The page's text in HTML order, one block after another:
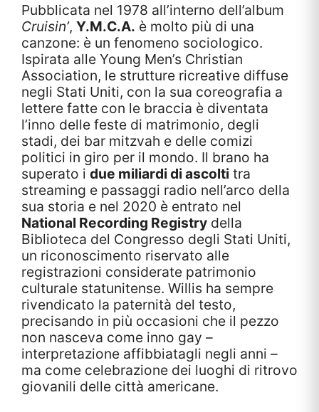
Pubblicata nel 1978 all’interno dell’album
Cruisin’, Y.M.C.A. è molto più di una
canzone: è un fenomeno sociologico.
Ispirata alle Young Men’s Christian
Association, le strutture ricreative diffuse
negli Stati Uniti, con la sua coreografia a
lettere fatte con le braccia è diventata
l’inno delle feste di matrimonio, degli
stadi, dei bar mitzvah e delle comizi
politici in giro per il mondo. Il brano ha
superato i due miliardi di ascolti tra
streaming e passaggi radio nell’arco della
sua storia e nel 2020 è entrato nel
National Recording Registry della
Biblioteca del Congresso degli Stati Uniti,
un riconoscimento riservato alle
registrazioni considerate patrimonio
culturale statunitense. Willis ha sempre
rivendicato la paternità del testo,
precisando in più occasioni che il pezzo
non nasceva come inno gay –
interpretazione affibbiatagli negli anni –
ma come celebrazione dei luoghi di ritrovo
giovanili delle città americane.